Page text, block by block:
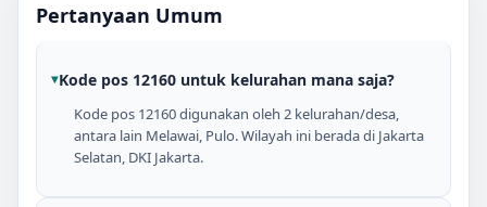
Pertanyaan Umum
Kode pos 12160 untuk kelurahan mana saja?
Kode pos 12160 digunakan oleh 2 kelurahan/desa,
antara lain Melawai, Pulo. Wilayah ini berada di Jakarta
Selatan, DKI Jakarta.